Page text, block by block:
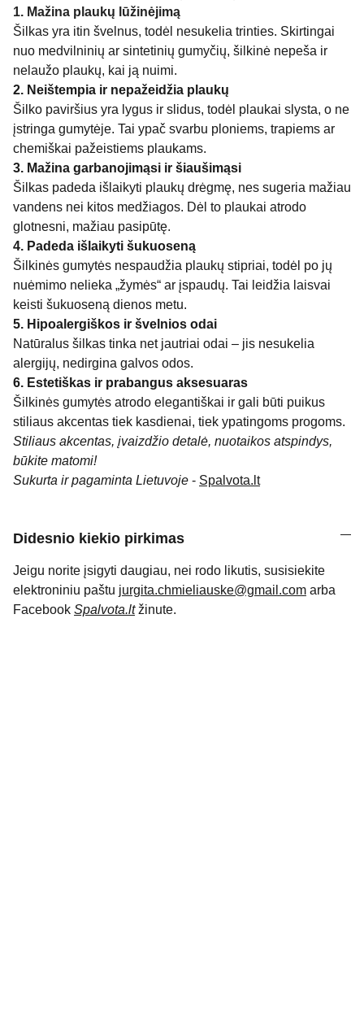
1. Mažina plaukų lūžinėjimą
Šilkas yra itin švelnus, todėl nesukelia trinties. Skirtingai
nuo medvilninių ar sintetinių gumyčių, šilkinė nepeša ir
nelaužo plaukų, kai ją nuimi.
2. Neištempia ir nepažeidžia plaukų
Šilko paviršius yra lygus ir slidus, todėl plaukai slysta, o ne
įstringa gumytėje. Tai ypač svarbu ploniems, trapiems ar
chemiškai pažeistiems plaukams.
3. Mažina garbanojimąsi ir šiaušimąsi
Šilkas padeda išlaikyti plaukų drėgmę, nes sugeria mažiau
vandens nei kitos medžiagos. Dėl to plaukai atrodo
glotnesni, mažiau pasipūtę.
4. Padeda išlaikyti šukuoseną
Šilkinės gumytės nespaudžia plaukų stipriai, todėl po jų
nuėmimo nelieka „žymės“ ar įspaudų. Tai leidžia laisvai
keisti šukuoseną dienos metu.
5. Hipoalergiškos ir švelnios odai
Natūralus šilkas tinka net jautriai odai – jis nesukelia
alergijų, nedirgina galvos odos.
6. Estetiškas ir prabangus aksesuaras
Šilkinės gumytės atrodo elegantiškai ir gali būti puikus
stiliaus akcentas tiek kasdienai, tiek ypatingoms progoms.
Stiliaus akcentas, įvaizdžio detalė, nuotaikos atspindys,
būkite matomi!
Sukurta ir pagaminta Lietuvoje - Spalvota.lt
Didesnio kiekio pirkimas
Jeigu norite įsigyti daugiau, nei rodo likutis, susisiekite
elektroniniu paštu jurgita.chmieliauske@gmail.com arba
Facebook Spalvota.lt žinute.